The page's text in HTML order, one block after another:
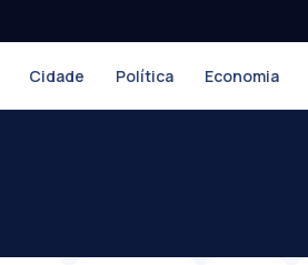
Cidade Política Economia